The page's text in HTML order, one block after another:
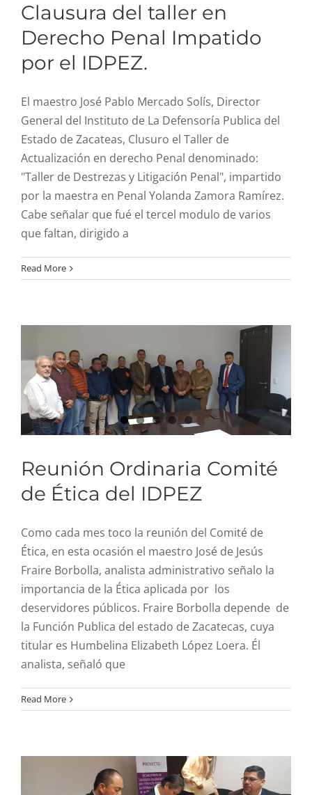
Clausura del taller en
Derecho Penal Impatido
por el IDPEZ.
El maestro José Pablo Mercado Solís, Director
General del Instituto de La Defensoría Publica del
Estado de Zacateas, Clusuro el Taller de
Actualización en derecho Penal denominado:
"Taller de Destrezas y Litigación Penal", impartido
por la maestra en Penal Yolanda Zamora Ramírez.
Cabe señalar que fué el tercel modulo de varios
que faltan, dirigido a
Read More
Reunión Ordinaria
Comité de Ética del
Reunión Ordinaria Comité
de Ética del IDPEZ
Como cada mes toco la reunión del Comité de
Ética, en esta ocasión el maestro José de Jesús
Fraire Borbolla, analista administrativo señalo la
importancia de la Ética aplicada por los
deservidores públicos. Fraire Borbolla depende de
la Función Publica del estado de Zacatecas, cuya
titular es Humbelina Elizabeth López Loera. Él
analista, señaló que
Read More
Firma de Convenio
IDPEZ-Coordinación
Feminista Olimpia de
Sororal, A.C.